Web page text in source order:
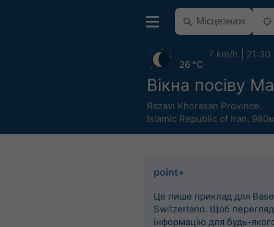
Вікна посіву
Razavi Khorasan Province,
Islamic Republic of Iran,
26 °C
7 km/h 21:30
point+
Це лише приклад для
Switzerland. Щоб
інформацію для будь-